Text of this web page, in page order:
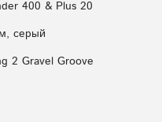
400 & Plus 20
серый
2 Gravel Groove